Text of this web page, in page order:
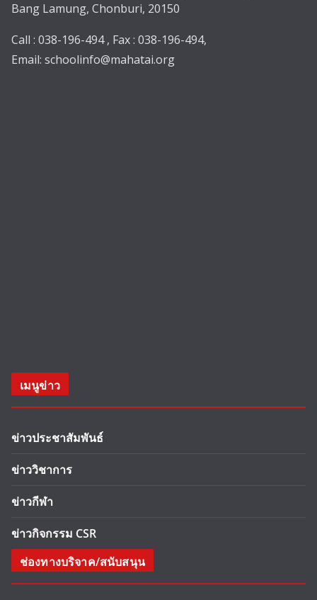
Bang Lamung, Chonburi, 20150
Call : 038-196-494 , Fax : 038-196-494,
Email: schoolinfo@mahatai.org
เมนูข่าว
ข่าวประชาสัมพันธ์
ข่าววิชาการ
ข่าวกีฬา
ข่าวกิจกรรม CSR
ช่องทางบริจาค/สนับสนุน